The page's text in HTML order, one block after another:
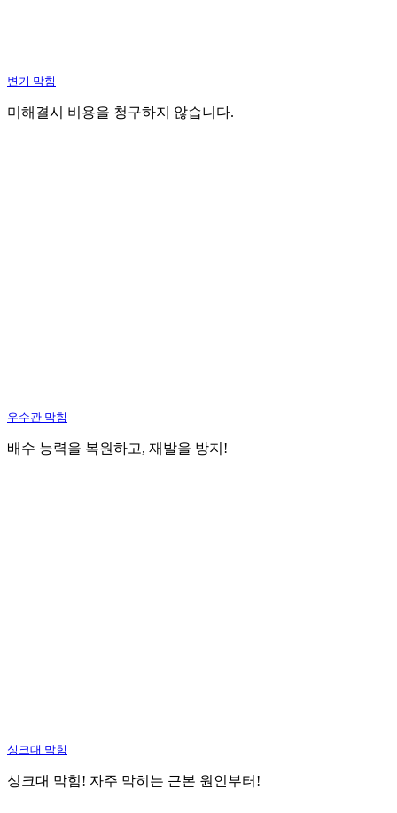
변기 막힘
미해결시 비용을 청구하지 않습니다.
우수관 막힘
배수 능력을 복원하고, 재발을 방지!
싱크대 막힘
싱크대 막힘! 자주 막히는 근본 원인부터!